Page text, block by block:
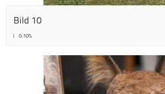
Bild 10
0.10%